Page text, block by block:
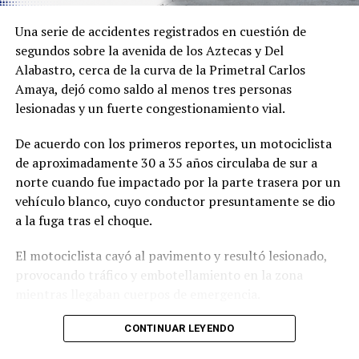
Una serie de accidentes registrados en cuestión de
segundos sobre la avenida de los Aztecas y Del
Alabastro, cerca de la curva de la Primetral Carlos
Amaya, dejó como saldo al menos tres personas
lesionadas y un fuerte congestionamiento vial.
De acuerdo con los primeros reportes, un motociclista
de aproximadamente 30 a 35 años circulaba de sur a
norte cuando fue impactado por la parte trasera por un
vehículo blanco, cuyo conductor presuntamente se dio
a la fuga tras el choque.
El motociclista cayó al pavimento y resultó lesionado,
provocando tráfico y embotellamiento en la zona
Sin embargo, segundos después ocurrió un segundo
CONTINUAR LEYENDO